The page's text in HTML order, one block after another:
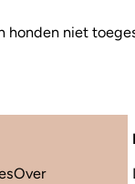
honden niet
Over